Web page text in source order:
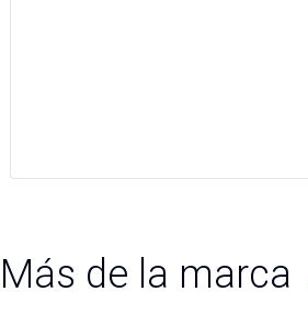
Más de la marca